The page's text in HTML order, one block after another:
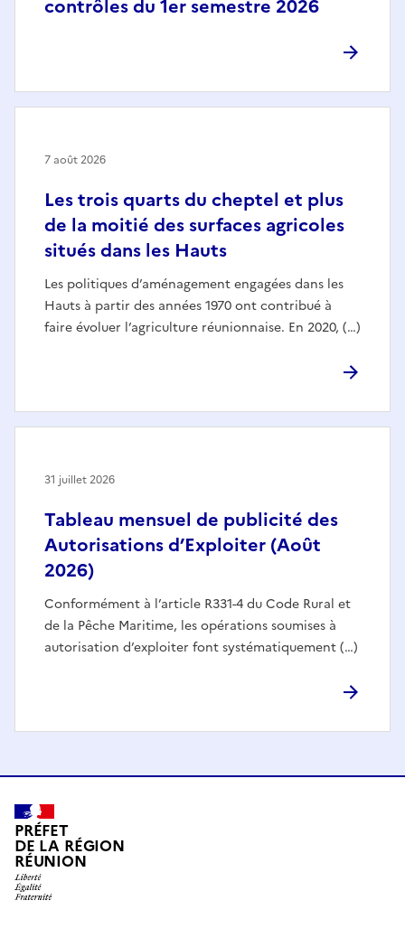
contrôles du 1er semestre 2026
Les trois quarts du cheptel et plus
de la moitié des surfaces agricoles
situés dans les Hauts
Les politiques d’aménagement engagées dans les
Hauts à partir des années 1970 ont contribué à
faire évoluer l’agriculture réunionnaise. En 2020, (…)
7 août 2026
Tableau mensuel de publicité des
Autorisations d’Exploiter (Août
2026)
Conformément à l’article R331-4 du Code Rural et
de la Pêche Maritime, les opérations soumises à
autorisation d’exploiter font systématiquement (…)
31 juillet 2026
PRÉFET
DE LA RÉGION
RÉUNION